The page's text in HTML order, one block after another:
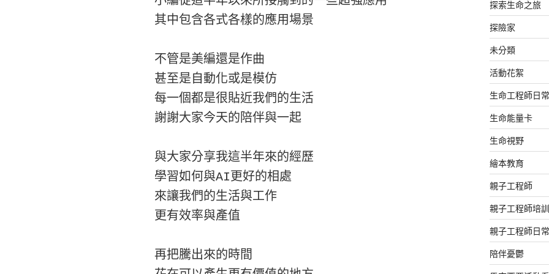
其中包含各式各樣的應用場景
不管是美編還是作曲
甚至是自動化或是模仿
每一個都是很貼近我們的生活
謝謝大家今天的陪伴與一起
與大家分享我這半年來的經歷
學習如何與AI更好的相處
來讓我們的生活與工作
更有效率與產值
再把騰出來的時間
探索生命之旅
探險家
未分類
活動花絮
生命工程師日常
生命能量卡
生命視野
繪本教育
親子工程師
親子工程師培
親子工程師日常
陪伴憂鬱